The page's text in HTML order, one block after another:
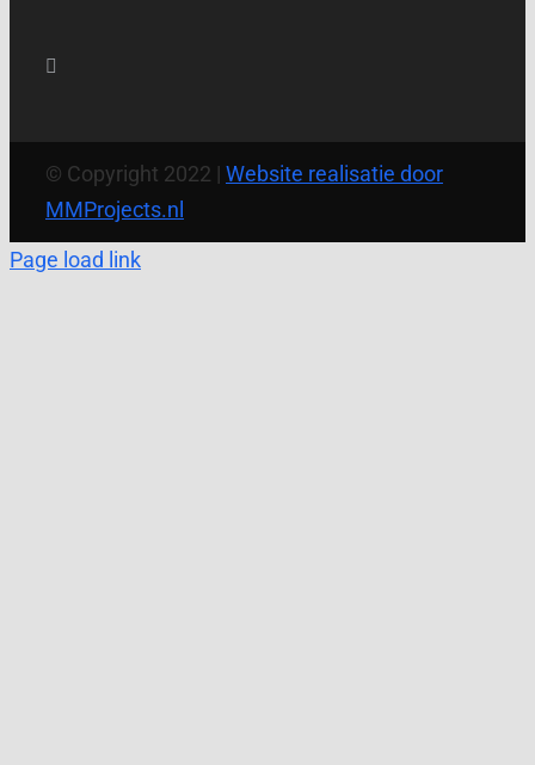
© Copyright 2022 | Website realisatie door
MMProjects.nl
Page load link